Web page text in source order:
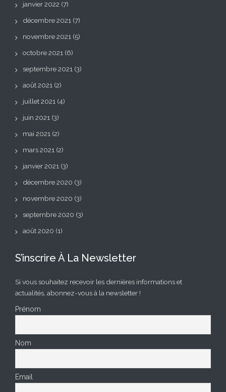
janvier 2022 (7)
décembre 2021 (7)
novembre 2021 (5)
octobre 2021 (6)
septembre 2021 (3)
août 2021 (2)
juillet 2021 (4)
juin 2021 (3)
mai 2021 (2)
mars 2021 (2)
janvier 2021 (3)
décembre 2020 (3)
novembre 2020 (3)
septembre 2020 (3)
août 2020 (1)
S’inscrire À La Newsletter
Si vous souhaitez recevoir les dernières informations et
actualités, abonnez-vous à la newsletter !
Prénom
Nom
Email